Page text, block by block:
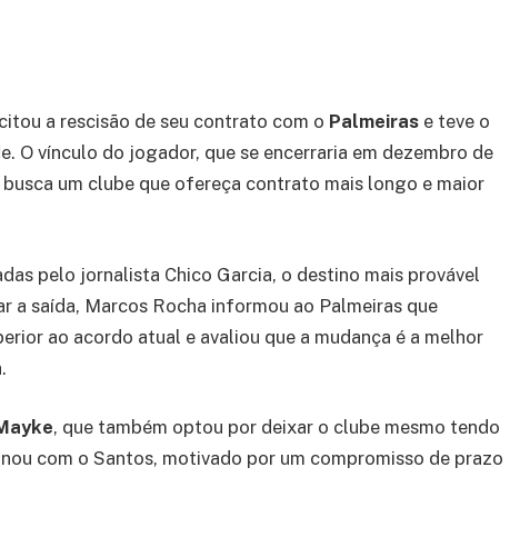
a rescisão de seu contrato com o Palmeiras e teve o
O vínculo do jogador, que se encerraria em dezembro de
um clube que ofereça contrato mais longo e maior
pelo jornalista Chico Garcia, o destino mais provável
a saída, Marcos Rocha informou ao Palmeiras que
ao acordo atual e avaliou que a mudança é a melhor
, que também optou por deixar o clube mesmo tendo
com o Santos, motivado por um compromisso de prazo